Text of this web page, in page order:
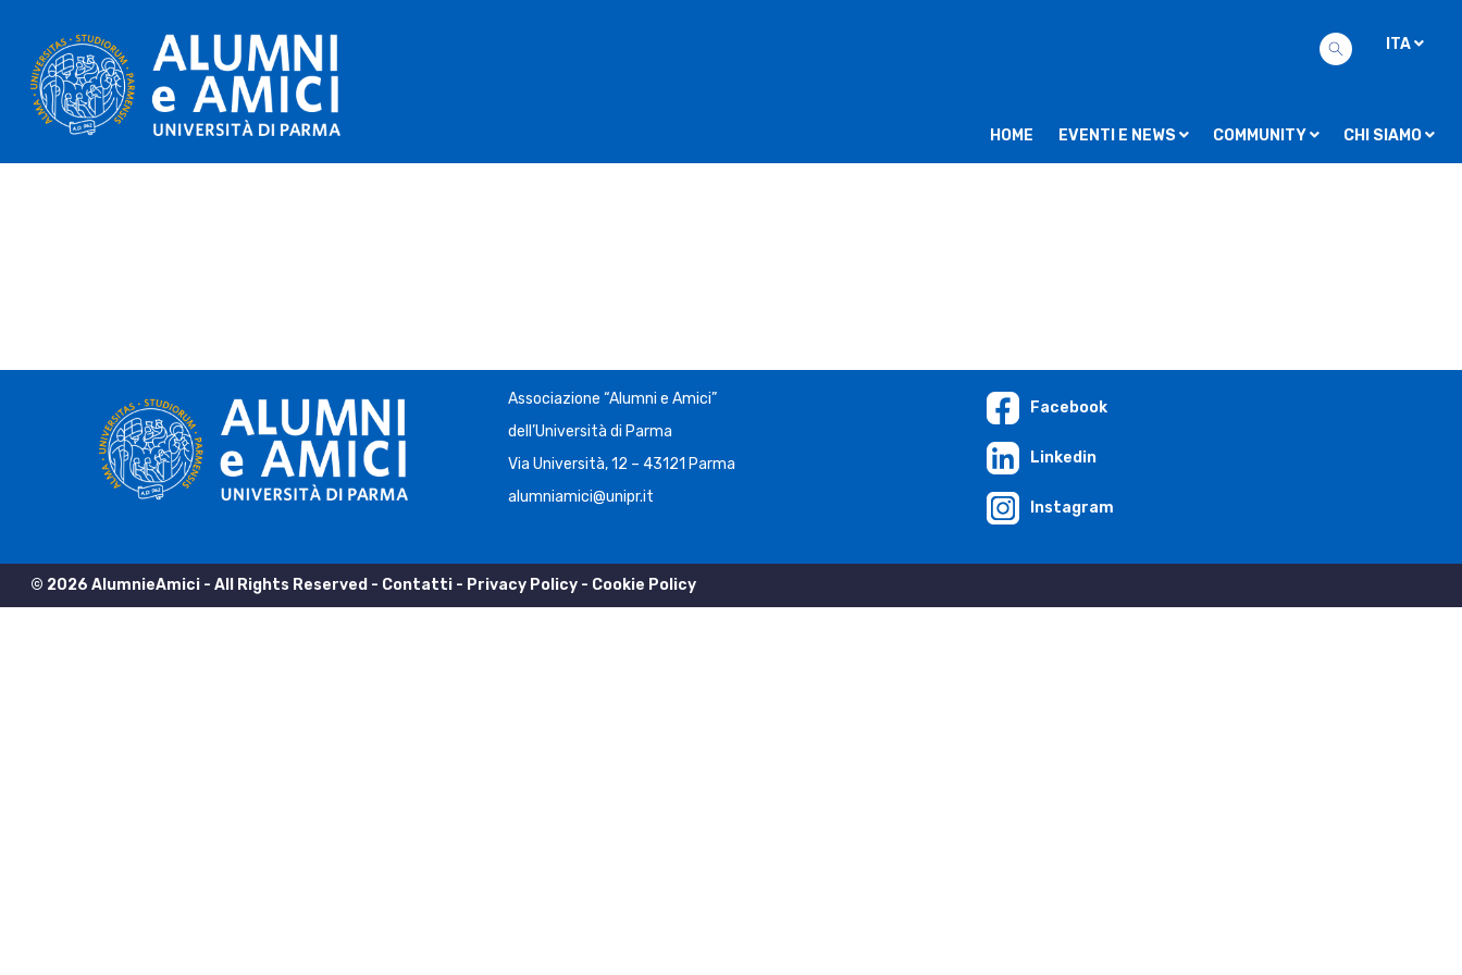
ITA
HOME EVENTI E NEWS COMMUNITY CHI SIAMO
Associazione “Alumni e Amici”
dell’Università di Parma
Via Università, 12 – 43121 Parma
alumniamici@unipr.it
Facebook
Linkedin
Instagram
© 2026 AlumnieAmici - All Rights Reserved - Contatti - Privacy Policy - Cookie Policy